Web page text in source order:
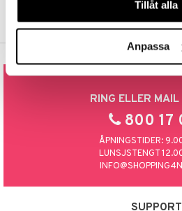
Tillåt alla
Anpassa
RING ELLER
800 17
ÅPNINGSTIDER:
LUNSJSTENGT
SUPPORT